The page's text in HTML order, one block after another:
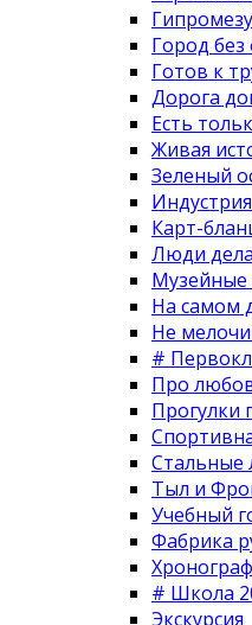
Город без
Готов к
Дорога
Есть
Живая
Зеленый
Карт-
Люди дела
Музейные
На самом
Не
#
Про
Прогулки
Стальные
Тыл и
Учебный
Фабрика
Хронограф
# Школа
Экскурсия